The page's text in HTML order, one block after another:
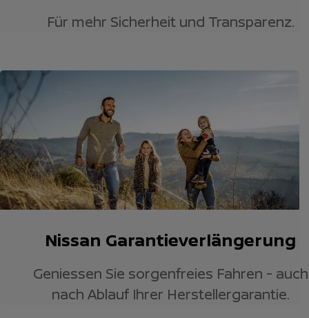
Für mehr Sicherheit und Transparenz.
Nissan Garantieverlängerung
Geniessen Sie sorgenfreies Fahren - auch
nach Ablauf Ihrer Herstellergarantie.